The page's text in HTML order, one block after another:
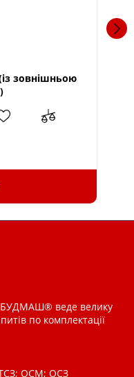
зовнішньою
БУДМАШ® веде велику
по комплектації
ОСМ; ОСЗ